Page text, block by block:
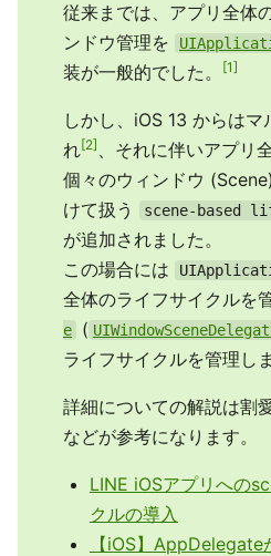
従来までは、アプリ全体
ンドウ管理を
装が一般的でした。
1
しかし、iOS 13 からは
れ 2 、それに伴いアプリ
個々のウィンドウ
けて扱う
scene-based
が追加されました。
この場合には
全体のライフサイクルを
e
(
ライフサイクルを管理しま
詳細についての解説は割
などが参考になります。
LINE iOSアプリへの
クルの導入
【iOS】